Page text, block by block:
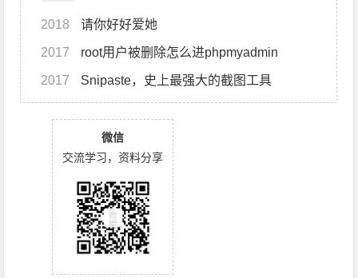
2018 请你好好爱她
2017 root用户被删除怎么进phpmyadmin
2017 Snipaste，史上最强大的截图工具
微信
交流学习，资料分享